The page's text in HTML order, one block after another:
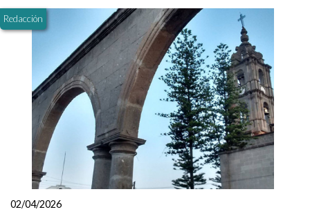
Redacción
02/04/2026